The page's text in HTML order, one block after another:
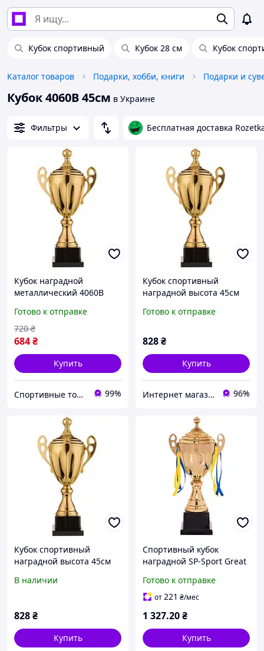
Кубок спортивный Кубок 28 см Кубок
Каталог товаров Подарки, хобби, книги Подарки и
Кубок 4060В 45см в Украине
Фильтры Бесплатная доставка
Кубок наградной
металлический 4060В
Готово к отправке
684₴
720 ₴
Купить
Спортивные товары Artemic 99%
Кубок спортивный
наградной высота 45см
Готово к отправке
828₴
Купить
Интернет магазин SportOK 96%
Кубок спортивный
наградной высота 45см
В наличии
828₴
Купить
Спортивный кубок
наградной SP-Sport Great
45см для соревнований
Готово к отправке
от221 ₴/мес
1 327.20₴
Купить